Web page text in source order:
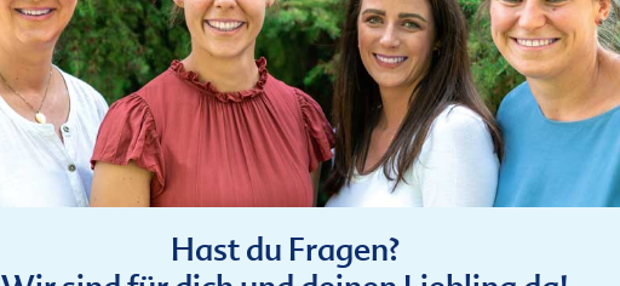
Hast du Fragen?